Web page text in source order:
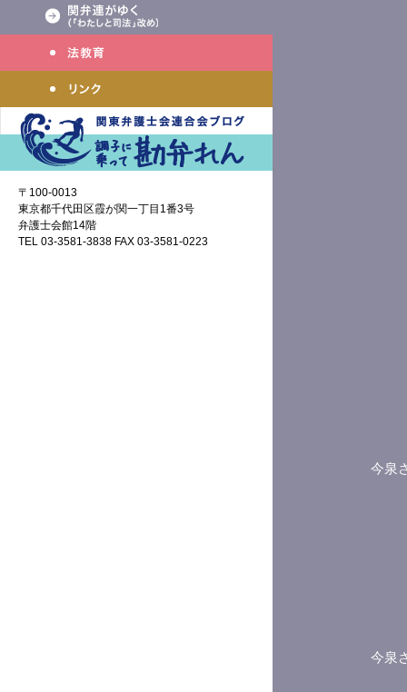
〒100-0013
東京都千代田区霞が関一丁目1番3号
弁護士会館14階
TEL 03-3581-3838 FAX 03-3581-0223
今泉
今泉